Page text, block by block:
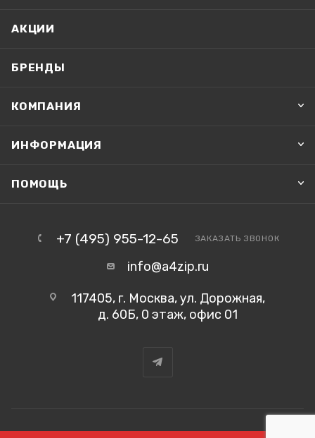
АКЦИИ
БРЕНДЫ
КОМПАНИЯ
ИНФОРМАЦИЯ
ПОМОЩЬ
+7 (495) 955-12-65 ЗАКАЗАТЬ ЗВОНОК
info@a4zip.ru
117405, г. Москва, ул. Дорожная,
д. 60Б, 0 этаж, офис 01